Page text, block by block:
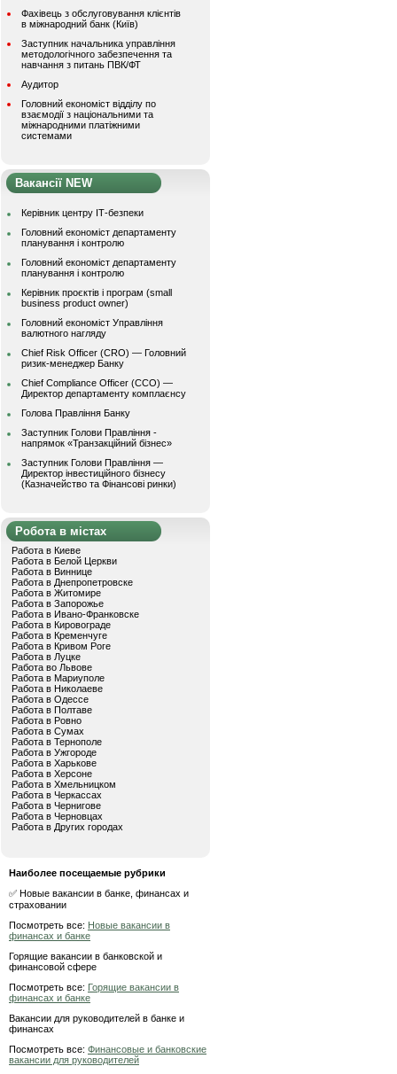
Фахівець з обслуговування клієнтів
в міжнародний банк (Київ)
Заступник начальника управління
методологічного забезпечення та
навчання з питань ПВК/ФТ
Аудитор
Головний економіст відділу по
взаємодії з національними та
міжнародними платіжними
системами
Вакансії NEW
Керівник центру ІТ-безпеки
Головний економіст департаменту
планування і контролю
Головний економіст департаменту
планування і контролю
Керівник проєктів і програм (small
business product owner)
Головний економіст Управління
валютного нагляду
Chief Risk Officer (CRO) — Головний
ризик-менеджер Банку
Chief Compliance Officer (CCO) —
Директор департаменту комплаєнсу
Голова Правління Банку
Заступник Голови Правління -
напрямок «Транзакційний бізнес»
Заступник Голови Правління —
Директор інвестиційного бізнесу
(Казначейство та Фінансові ринки)
Робота в містах
Работа в Киеве
Работа в Белой Церкви
Работа в Виннице
Работа в Днепропетровске
Работа в Житомире
Работа в Запорожье
Работа в Ивано-Франковске
Работа в Кировограде
Работа в Кременчуге
Работа в Кривом Роге
Работа в Луцке
Работа во Львове
Работа в Мариуполе
Работа в Николаеве
Работа в Одессе
Работа в Полтаве
Работа в Ровно
Работа в Сумах
Работа в Тернополе
Работа в Ужгороде
Работа в Харькове
Работа в Херсоне
Работа в Хмельницком
Работа в Черкассах
Работа в Чернигове
Работа в Черновцах
Работа в Других городах
Наиболее посещаемые рубрики
✅ Новые вакансии в банке, финансах и
страховании
Посмотреть все: Новые вакансии в
финансах и банке
Горящие вакансии в банковской и
финансовой сфере
Посмотреть все: Горящие вакансии в
финансах и банке
Вакансии для руководителей в банке и
финансах
Посмотреть все: Финансовые и банковские
вакансии для руководителей